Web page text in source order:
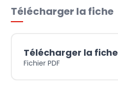
Télécharger la fiche
Télécharger la fiche
Fichier PDF